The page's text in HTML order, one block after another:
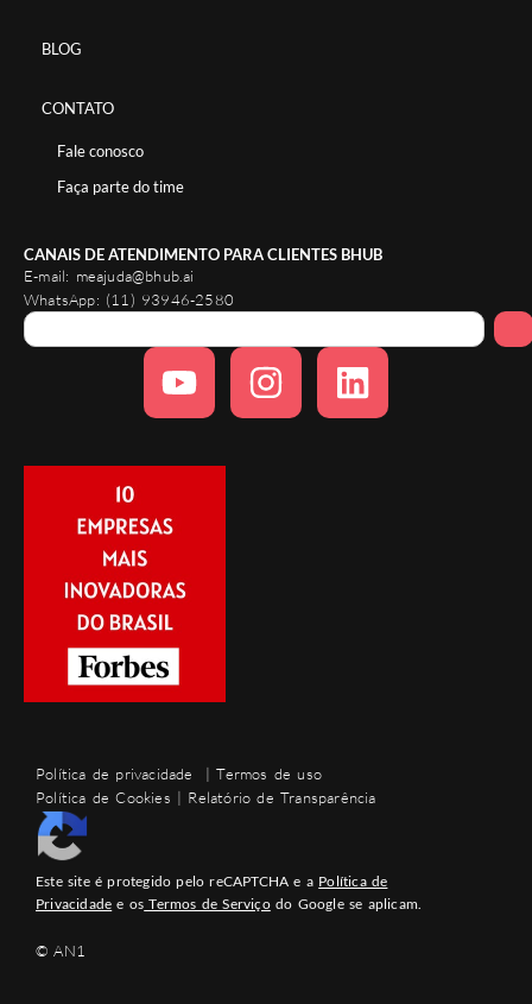
BLOG
CONTATO
Fale conosco
Faça parte do time
CANAIS DE ATENDIMENTO PARA CLIENTES BHUB
E-mail: meajuda@bhub.ai
WhatsApp: (11) 93946-2580
Política de privacidade |Termos de uso
Política de Cookies | Relatório de Transparência
Este site é protegido pelo reCAPTCHA e a Política de
Privacidade e os Termos de Serviçodo Google se aplicam.
© AN1